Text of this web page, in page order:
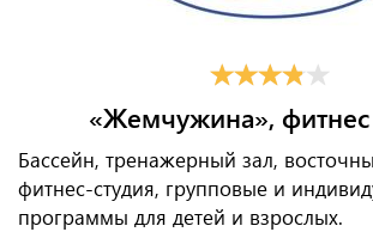
«Жемчужина»,
Бассейн, тренажерный зал,
фитнес-студия, групповые и
программы для детей и взрослых.